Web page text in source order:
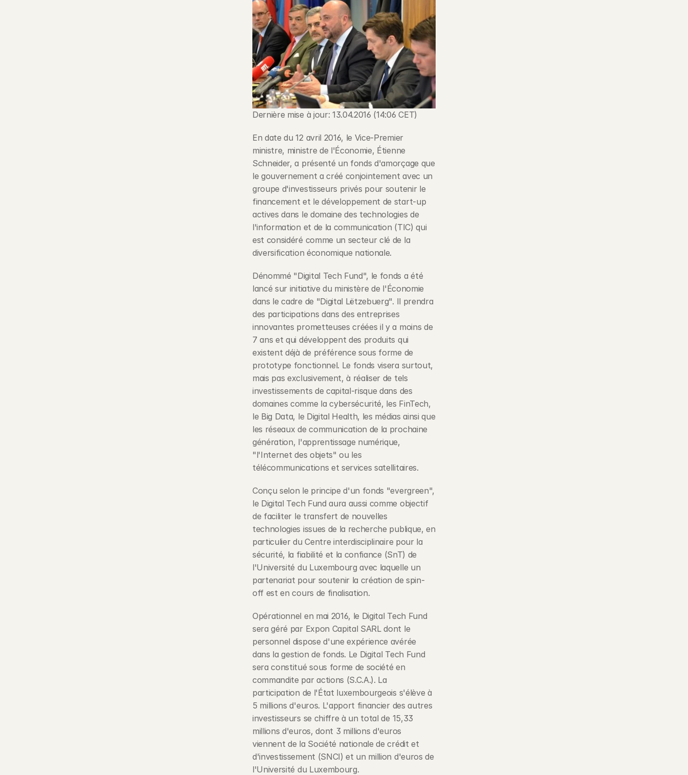
Dernière mise à jour: 13.04.2016 (14:06 CET)
En date du 12 avril 2016, le Vice-Premier
ministre, ministre de l'Économie, Étienne
Schneider, a présenté un fonds d'amorçage que
le gouvernement a créé conjointement avec un
groupe d'investisseurs privés pour soutenir le
financement et le développement de start-up
actives dans le domaine des technologies de
l'information et de la communication (TIC) qui
est considéré comme un secteur clé de la
diversification économique nationale.
Dénommé "Digital Tech Fund", le fonds a été
lancé sur initiative du ministère de l'Économie
dans le cadre de "Digital Lëtzebuerg". Il prendra
des participations dans des entreprises
innovantes prometteuses créées il y a moins de
7 ans et qui développent des produits qui
existent déjà de préférence sous forme de
prototype fonctionnel. Le fonds visera surtout,
mais pas exclusivement, à réaliser de tels
investissements de capital-risque dans des
domaines comme la cybersécurité, les FinTech,
le Big Data, le Digital Health, les médias ainsi que
les réseaux de communication de la prochaine
génération, l'apprentissage numérique,
"l'Internet des objets" ou les
télécommunications et services satellitaires.
Conçu selon le principe d'un fonds "evergreen",
le Digital Tech Fund aura aussi comme objectif
de faciliter le transfert de nouvelles
technologies issues de la recherche publique, en
particulier du Centre interdisciplinaire pour la
sécurité, la fiabilité et la confiance (SnT) de
l'Université du Luxembourg avec laquelle un
partenariat pour soutenir la création de spin-
off est en cours de finalisation.
Opérationnel en mai 2016, le Digital Tech Fund
sera géré par Expon Capital SARL dont le
personnel dispose d'une expérience avérée
dans la gestion de fonds. Le Digital Tech Fund
sera constitué sous forme de société en
commandite par actions (S.C.A.). La
participation de l'État luxembourgeois s'élève à
5 millions d'euros. L'apport financier des autres
investisseurs se chiffre à un total de 15,33
millions d'euros, dont 3 millions d'euros
viennent de la Société nationale de crédit et
d'investissement (SNCI) et un million d'euros de
l'Université du Luxembourg.